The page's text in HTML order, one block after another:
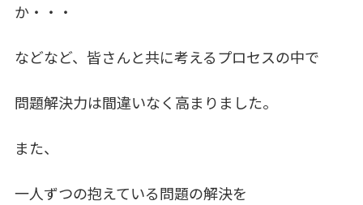
か・・・
などなど、皆さんと共に考えるプロセスの中で
問題解決力は間違いなく高まりました。
また、
一人ずつの抱えている問題の解決を